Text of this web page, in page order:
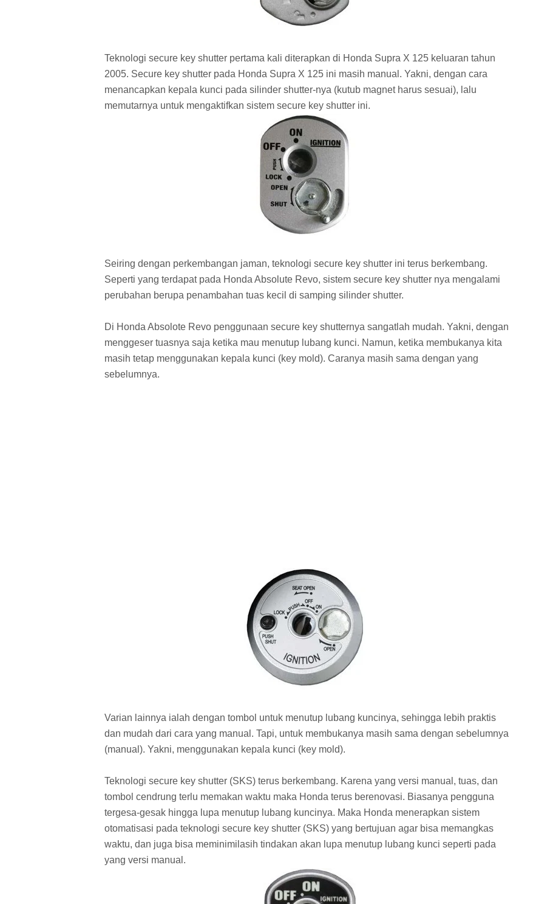
Teknologi secure key shutter pertama kali diterapkan di Honda Supra X 125 keluaran tahun
2005. Secure key shutter pada Honda Supra X 125 ini masih manual. Yakni, dengan cara
menancapkan kepala kunci pada silinder shutter-nya (kutub magnet harus sesuai), lalu
memutarnya untuk mengaktifkan sistem secure key shutter ini.
Seiring dengan perkembangan jaman, teknologi secure key shutter ini terus berkembang.
Seperti yang terdapat pada Honda Absolute Revo, sistem secure key shutter nya mengalami
perubahan berupa penambahan tuas kecil di samping silinder shutter.
Di Honda Absolote Revo penggunaan secure key shutternya sangatlah mudah. Yakni, dengan
menggeser tuasnya saja ketika mau menutup lubang kunci. Namun, ketika membukanya kita
masih tetap menggunakan kepala kunci (key mold). Caranya masih sama dengan yang
sebelumnya.
Varian lainnya ialah dengan tombol untuk menutup lubang kuncinya, sehingga lebih praktis
dan mudah dari cara yang manual. Tapi, untuk membukanya masih sama dengan sebelumnya
(manual). Yakni, menggunakan kepala kunci (key mold).
Teknologi secure key shutter (SKS) terus berkembang. Karena yang versi manual, tuas, dan
tombol cendrung terlu memakan waktu maka Honda terus berenovasi. Biasanya pengguna
tergesa-gesak hingga lupa menutup lubang kuncinya. Maka Honda menerapkan sistem
otomatisasi pada teknologi secure key shutter (SKS) yang bertujuan agar bisa memangkas
waktu, dan juga bisa meminimilasih tindakan akan lupa menutup lubang kunci seperti pada
yang versi manual.